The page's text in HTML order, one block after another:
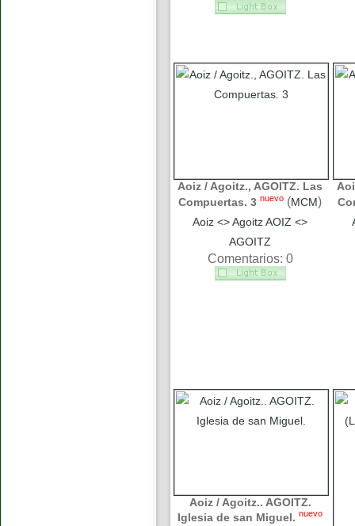
Aoiz / Agoitz., AGOITZ. Las
Compuertas. 3 nuevo (MCM)
Aoiz <> Agoitz AOIZ <>
AGOITZ
Comentarios: 0
Aoiz / Agoitz.. AGOITZ.
Iglesia de san Miguel. nuevo